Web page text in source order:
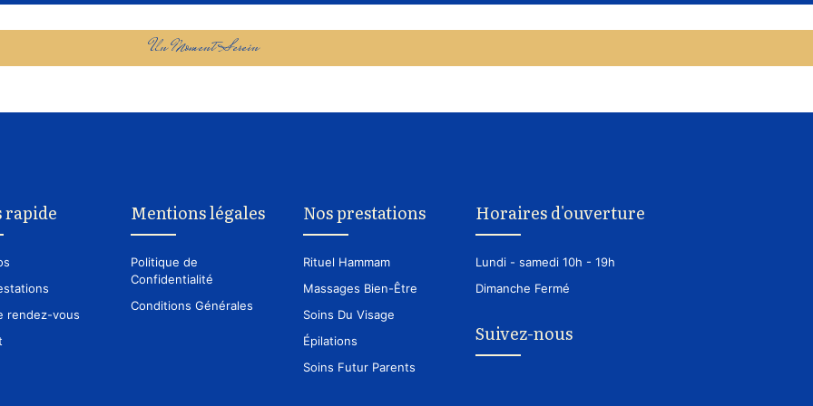
Un Moment Serein
rapide
rendez-vous
Mentions légales
Politique de
Confidentialité
Conditions Générales
Nos prestations
Rituel Hammam
Massages Bien-Être
Soins Du Visage
Épilations
Soins Futur Parents
Horaires d'ouverture
Lundi - samedi 10h - 19h
Dimanche Fermé
Suivez-nous